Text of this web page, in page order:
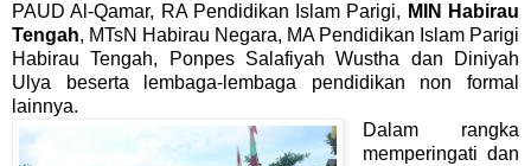
PAUD Al-Qamar, RA Pendidikan Islam Parigi, MIN Habirau
Tengah, MTsN Habirau Negara, MA Pendidikan Islam Parigi
Habirau Tengah, Ponpes Salafiyah Wustha dan Diniyah
Ulya beserta lembaga-lembaga pendidikan non formal
lainnya.
Dalam rangka
memperingati dan